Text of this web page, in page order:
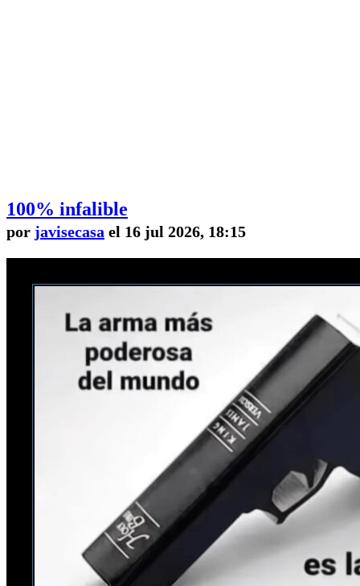
100% infalible
por javisecasa el 16 jul 2026, 18:15